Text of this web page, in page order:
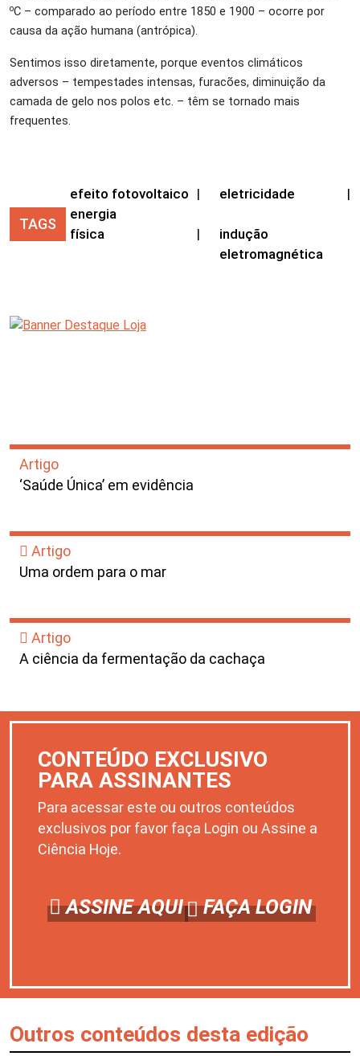
oC – comparado ao período entre 1850 e 1900 – ocorre por
causa da ação humana (antrópica).
Sentimos isso diretamente, porque eventos climáticos
adversos – tempestades intensas, furacões, diminuição da
camada de gelo nos polos etc. – têm se tornado mais
frequentes.
TAGS
efeito fotovoltaico | eletricidade
|
energia
física
|
indução
eletromagnética
Artigo
‘Saúde Única’ em evidência
Artigo
Uma ordem para o mar
Artigo
A ciência da fermentação da cachaça
CONTEÚDO EXCLUSIVO
PARA ASSINANTES
Para acessar este ou outros conteúdos
exclusivos por favor faça Login ou Assine a
Ciência Hoje.
ASSINE AQUI FAÇA LOGIN
Outros conteúdos desta edição